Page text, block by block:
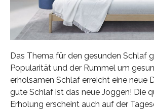
Das Thema für den gesunden Schlaf
Popularität und der Rummel um
erholsamen Schlaf erreicht eine neue
gute Schlaf ist das neue Joggen! Die
Erholung erscheint auch auf der